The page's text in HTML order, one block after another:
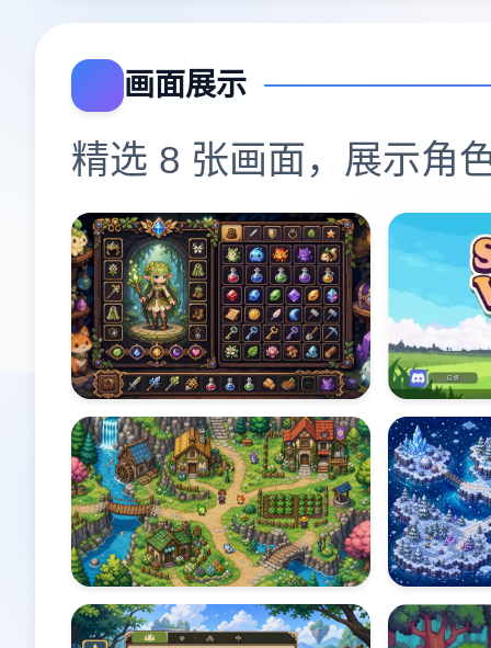
画面展示
精选 8 张画面，展示角